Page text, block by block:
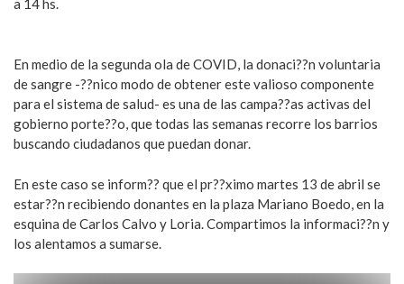
a 14 hs.
En medio de la segunda ola de COVID, la donaci??n voluntaria
de sangre -??nico modo de obtener este valioso componente
para el sistema de salud- es una de las campa??as activas del
gobierno porte??o, que todas las semanas recorre los barrios
buscando ciudadanos que puedan donar.
En este caso se inform?? que el pr??ximo martes 13 de abril se
estar??n recibiendo donantes en la plaza Mariano Boedo, en la
esquina de Carlos Calvo y Loria. Compartimos la informaci??n y
los alentamos a sumarse.